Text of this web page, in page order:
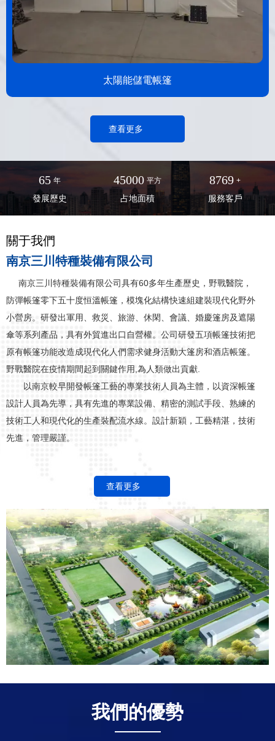
太陽能儲電帳篷
查看更多
65 年
發展歷史
45000 平方
占地面積
8769 +
服務客戶
關于我們
南京三川特種裝備有限公司
南京三川特種裝備有限公司具有60多年生產歷史，野戰醫院，
防彈帳篷零下五十度恒溫帳篷，模塊化結構快速組建裝現代化野外
小營房。研發出軍用、救災、旅游、休閑、會議、婚慶篷房及遮陽
傘等系列產品，具有外貿進出口自營權。公司研發五項帳篷技術把
原有帳篷功能改造成現代化人們需求健身活動大篷房和酒店帳篷。
野戰醫院在疫情期間起到關鍵作用,為人類做出貢獻.
以南京較早開發帳篷工藝的專業技術人員為主體，以資深帳篷
設計人員為先導，具有先進的專業設備、精密的測試手段、熟練的
技術工人和現代化的生產裝配流水線。設計新穎，工藝精湛，技術
先進，管理嚴謹。
查看更多
我們的優勢